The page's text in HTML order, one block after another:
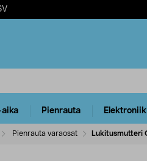
aika Pienrauta
Pienrauta varaosat Lukitusmutteri